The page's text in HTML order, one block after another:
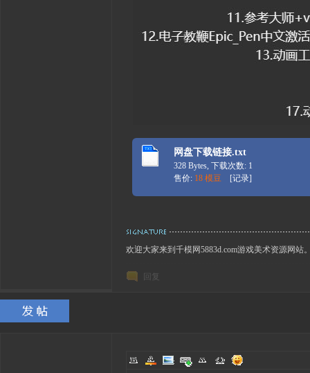
网盘下载链接.txt
328 Bytes, 下载次数: 1
售价: 18 模豆 [记录]
欢迎大家来到千模网5883d.com游戏美术资源网站
回复